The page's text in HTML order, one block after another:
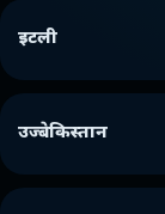
इटली
उज्बेकिस्तान